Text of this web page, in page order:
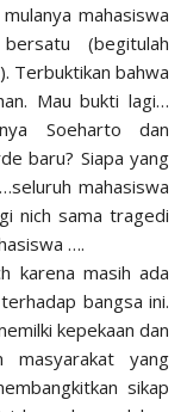
mahasiswa
(begitulah
Terbuktikan bahwa
Mau bukti lagi…
Soeharto dan
baru? Siapa yang
mahasiswa
nich sama tragedi
….
karena masih ada
bangsa ini.
kepekaan dan
masyarakat yang
sikap